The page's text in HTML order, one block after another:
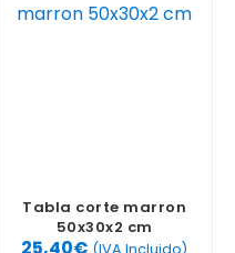
Tabla corte marron
50x30x2 cm
25,40€ (IVA Incluido)